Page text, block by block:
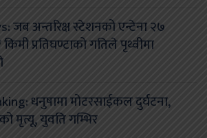
जब अन्तरिक्ष स्टेशनको एन्टेना २७
प्रतिघण्टाको गतिले पृथ्वीमा
धनुषामा मोटरसाईकल दुर्घटना,
मृत्यू, युवति गम्भिर